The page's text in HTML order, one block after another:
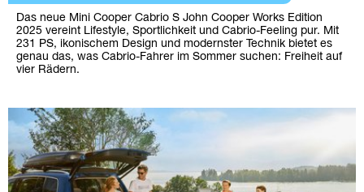
Das neue Mini Cooper Cabrio S John Cooper Works Edition
2025 vereint Lifestyle, Sportlichkeit und Cabrio-Feeling pur. Mit
231 PS, ikonischem Design und modernster Technik bietet es
genau das, was Cabrio-Fahrer im Sommer suchen: Freiheit auf
vier Rädern.